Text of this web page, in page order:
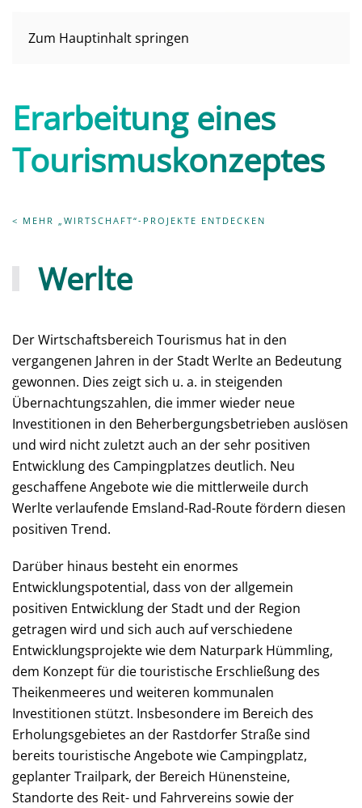
Zum Hauptinhalt springen
Erarbeitung eines
Tourismus­konzeptes
< MEHR „WIRTSCHAFT“-PROJEKTE ENTDECKEN
Werlte
Der Wirtschaftsbereich Tourismus hat in den
vergangenen Jahren in der Stadt Werlte an Bedeutung
gewonnen. Dies zeigt sich u. a. in steigenden
Übernachtungszahlen, die immer wieder neue
Investitionen in den Beherbergungsbetrieben auslösen
und wird nicht zuletzt auch an der sehr positiven
Entwicklung des Campingplatzes deutlich. Neu
geschaffene Angebote wie die mittlerweile durch
Werlte verlaufende Emsland-Rad-Route fördern diesen
positiven Trend.
Darüber hinaus besteht ein enormes
Entwicklungspotential, dass von der allgemein
positiven Entwicklung der Stadt und der Region
getragen wird und sich auch auf verschiedene
Entwicklungsprojekte wie dem Naturpark Hümmling,
dem Konzept für die touristische Erschließung des
Theikenmeeres und weiteren kommunalen
Investitionen stützt. Insbesondere im Bereich des
Erholungsgebietes an der Rastdorfer Straße sind
bereits touristische Angebote wie Campingplatz,
geplanter Trailpark, der Bereich Hünensteine,
Standorte des Reit- und Fahrvereins sowie der